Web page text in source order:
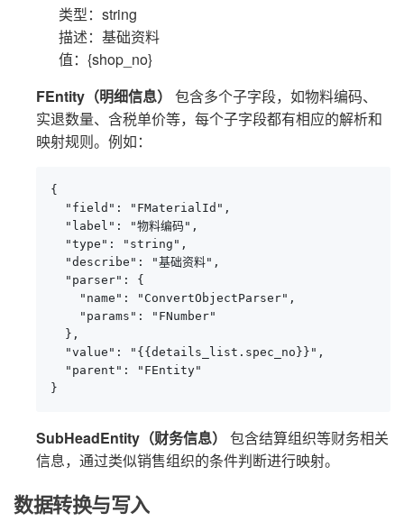
类型：string
描述：基础资料
值：{shop_no}
FEntity（明细信息）
包含多个子字段，如物料编码、
实退数量、含税单价等，每个子字段都有相应的解析和
映射规则。例如：
{
  "field": "FMaterialId",
  "label": "物料编码",
  "type": "string",
  "describe": "基础资料",
  "parser": {
    "name": "ConvertObjectParser",
    "params": "FNumber"
  },
  "value": "{{details_list.spec_no}}",
  "parent": "FEntity"
}
SubHeadEntity（财务信息）
包含结算组织等财务相关
信息，通过类似销售组织的条件判断进行映射。
数据转换与写入